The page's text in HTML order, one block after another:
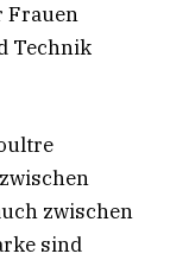
Frauen
Technik
zwischen
sind